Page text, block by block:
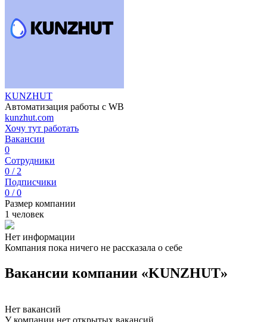
KUNZHUT
Автоматизация работы с WB
kunzhut.com
Хочу тут работать
Вакансии
0
Сотрудники
0 / 2
Подписчики
0 / 0
Размер компании
1 человек
Нет информации
Компания пока ничего не рассказала о себе
Вакансии компании «KUNZHUT»
Нет вакансий
У компании нет открытых вакансий